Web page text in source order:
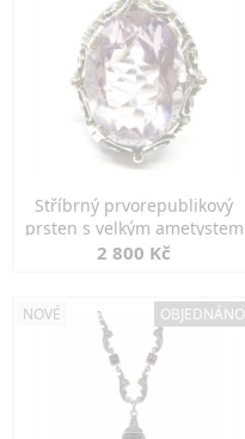
Stříbrný prvorepublikový
prsten s velkým ametystem
2 800 Kč
NOVÉ OBJEDNÁNO